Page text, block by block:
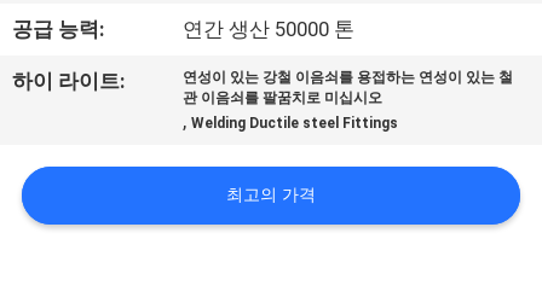
장
여
품
공급 능력: 연간 생산 50000 톤
하이 라이트:
연성이 있는 강철 이음쇠를 용접하는 연성이 있는 철
관 이음쇠를 팔꿈치로 미십시오
,Welding Ductile steel Fittings
최고의 가격